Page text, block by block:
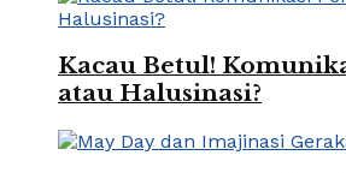
Kacau Betul!
atau Halusinasi?